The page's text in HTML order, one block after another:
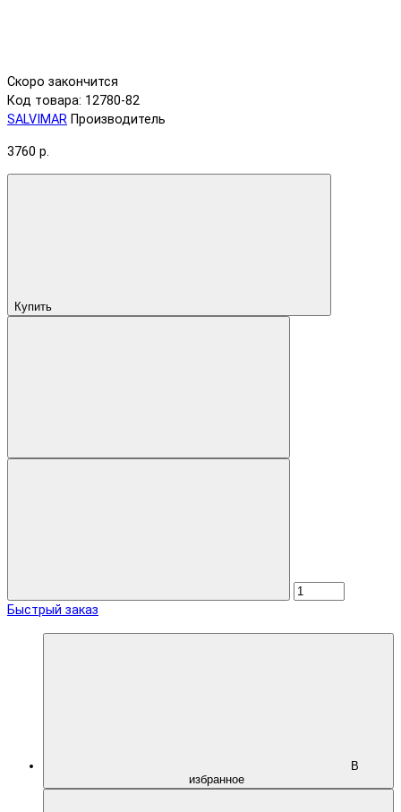
Скоро закончится
Код товара: 12780-82
SALVIMAR Производитель
3760 р.
Купить
Быстрый заказ
В
избранное